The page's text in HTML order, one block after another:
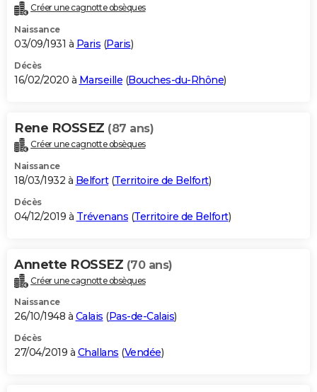
Créer une cagnotte obsèques
Naissance
03/09/1931 à Paris (Paris)
Décès
16/02/2020 à Marseille (Bouches-du-Rhône)
Rene ROSSEZ (87 ans)
Créer une cagnotte obsèques
Naissance
18/03/1932 à Belfort(Territoire de Belfort)
Décès
04/12/2019 à Trévenans (Territoire de Belfort)
Annette ROSSEZ (70 ans)
Créer une cagnotte obsèques
Naissance
26/10/1948 à Calais (Pas-de-Calais)
Décès
27/04/2019 à Challans (Vendée)